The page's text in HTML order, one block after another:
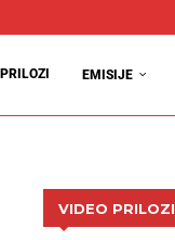
PRILOZI EMISIJE
VIDEO PRILOZI